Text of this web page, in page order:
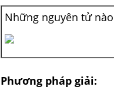
Những nguyên tử
Phương pháp giải: